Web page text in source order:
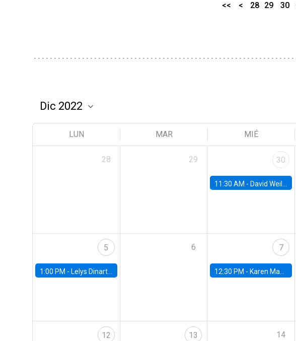
<< < 28 29 30
LUN MAR MIÉ
28 29 30
11:30 AM - David Weil, Brown University
5
1:00 PM - Lelys Dinarte, Banco Mundial
6 7
12:30 PM - Karen Macours, Paris School of Economics
12 13 14